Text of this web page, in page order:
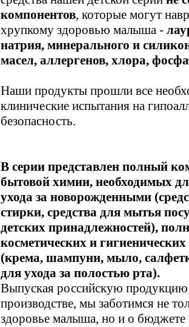
компонентов, которые могут
хрупкому здоровью малыша -
натрия, минерального и
масел, аллергенов, хлора,
Наши продукты прошли все
клинические испытания на
безопасность.
В серии представлен полный
бытовой химии, необходимых
ухода за новорожденными
стирки, средства для мытья
детских принадлежностей),
косметических и гигиенических
(крема, шампуни, мыло,
для ухода за полостью рта).
Выпуская российскую продукцию
производстве, мы заботимся не
здоровье малыша, но и о